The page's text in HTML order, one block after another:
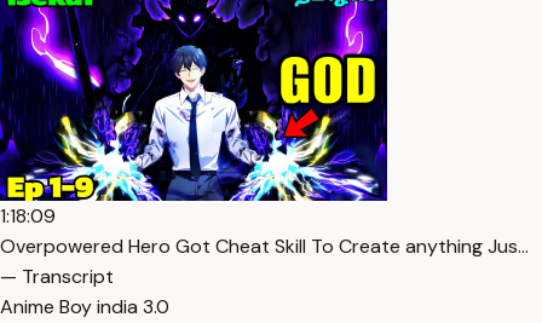
1:18:09
Overpowered Hero Got Cheat Skill To Create anything Jus…
— Transcript
Anime Boy india 3.0